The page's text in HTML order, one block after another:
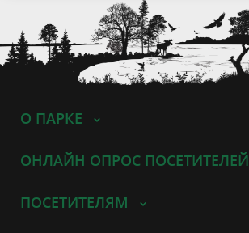
О ПАРКЕ
ОНЛАЙН ОПРОС ПОСЕТИТЕЛЕЙ
ПОСЕТИТЕЛЯМ